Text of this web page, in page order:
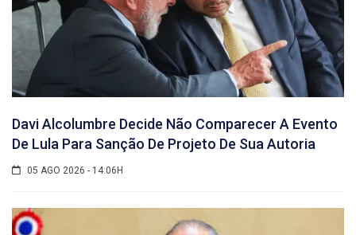
Davi Alcolumbre Decide Não Comparecer A Evento
De Lula Para Sanção De Projeto De Sua Autoria
05 AGO 2026 - 14:06H